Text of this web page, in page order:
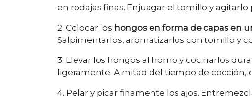
en rodajas finas. Enjuagar el tomillo y agitarlo
2. Colocar los hongos en forma de capas en
Salpimentarlos, aromatizarlos con tomillo y
3. Llevar los hongos al horno y cocinarlos
ligeramente. A mitad del tiempo de cocción,
4. Pelar y picar finamente los ajos.